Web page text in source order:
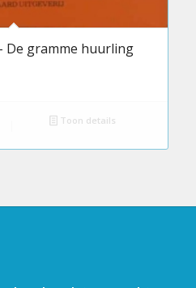
De gramme huurling
Toon details